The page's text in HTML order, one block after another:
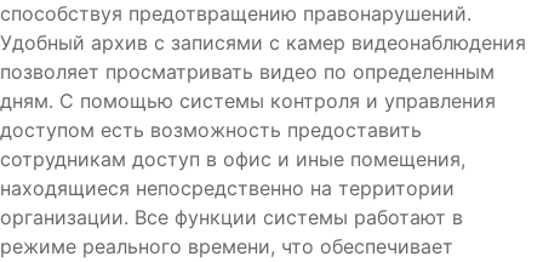
способствуя предотвращению правонарушений.
Удобный архив с записями с камер видеонаблюдения
позволяет просматривать видео по определенным
дням. С помощью системы контроля и управления
доступом есть возможность предоставить
сотрудникам доступ в офис и иные помещения,
находящиеся непосредственно на территории
организации. Все функции системы работают в
режиме реального времени, что обеспечивает